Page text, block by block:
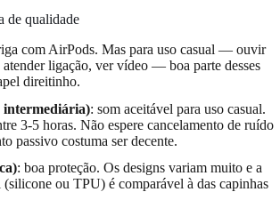
de qualidade
com AirPods. Mas para uso casual — ouvir
ligação, ver vídeo — boa parte desses
direitinho.
intermediária): som aceitável para uso casual.
3-5 horas. Não espere cancelamento de ruído
passivo costuma ser decente.
: boa proteção. Os designs variam muito e a
ou TPU) é comparável à das capinhas